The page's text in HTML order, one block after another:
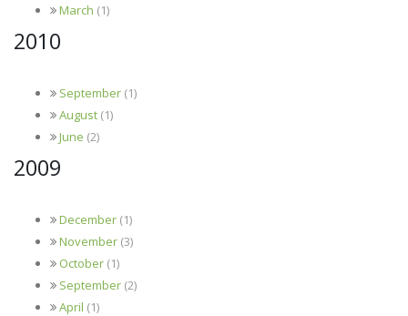
March (1)
2010
September (1)
August (1)
June (2)
2009
December (1)
November (3)
October (1)
September (2)
April (1)